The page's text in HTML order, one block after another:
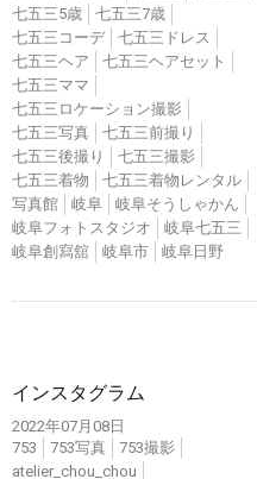
七五三5歳
七五三7歳
七五三コーデ
七五三ドレス
七五三ヘア
七五三ヘアセット
七五三ママ
七五三ロケーション撮影
七五三写真
七五三前撮り
七五三後撮り
七五三撮影
七五三着物
七五三着物レンタル
写真館
岐阜
岐阜そうしゃかん
岐阜フォトスタジオ
岐阜七五三
岐阜創寫舘
岐阜市 岐阜日野
インスタグラム
2022年07月08日
753
753写真
753撮影
atelier_chou_chou